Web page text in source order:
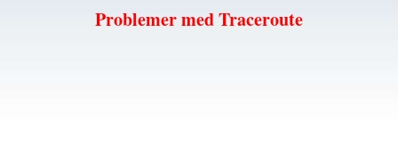
Problemer med Traceroute